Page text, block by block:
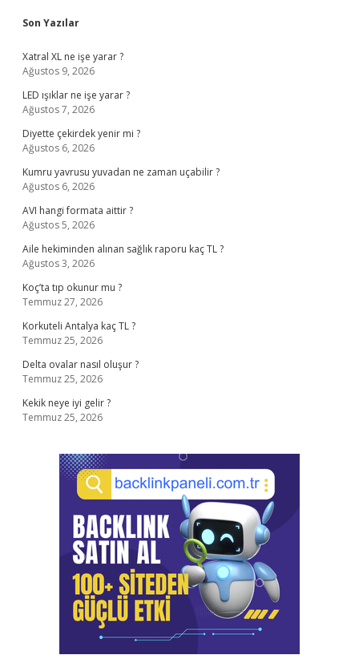
Sidebar
Son Yazılar
Xatral XL ne işe yarar ?
Ağustos 9, 2026
LED ışıklar ne işe yarar ?
Ağustos 7, 2026
Diyette çekirdek yenir mi ?
Ağustos 6, 2026
Kumru yavrusu yuvadan ne zaman uçabilir ?
Ağustos 6, 2026
AVI hangi formata aittir ?
Ağustos 5, 2026
Aile hekiminden alınan sağlık raporu kaç TL ?
Ağustos 3, 2026
Koç’ta tıp okunur mu ?
Temmuz 27, 2026
Korkuteli Antalya kaç TL ?
Temmuz 25, 2026
Delta ovalar nasıl oluşur ?
Temmuz 25, 2026
Kekik neye iyi gelir ?
Temmuz 25, 2026